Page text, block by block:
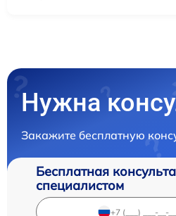
Нужна
Закажите бесплатную
Бесплатная
специалистом